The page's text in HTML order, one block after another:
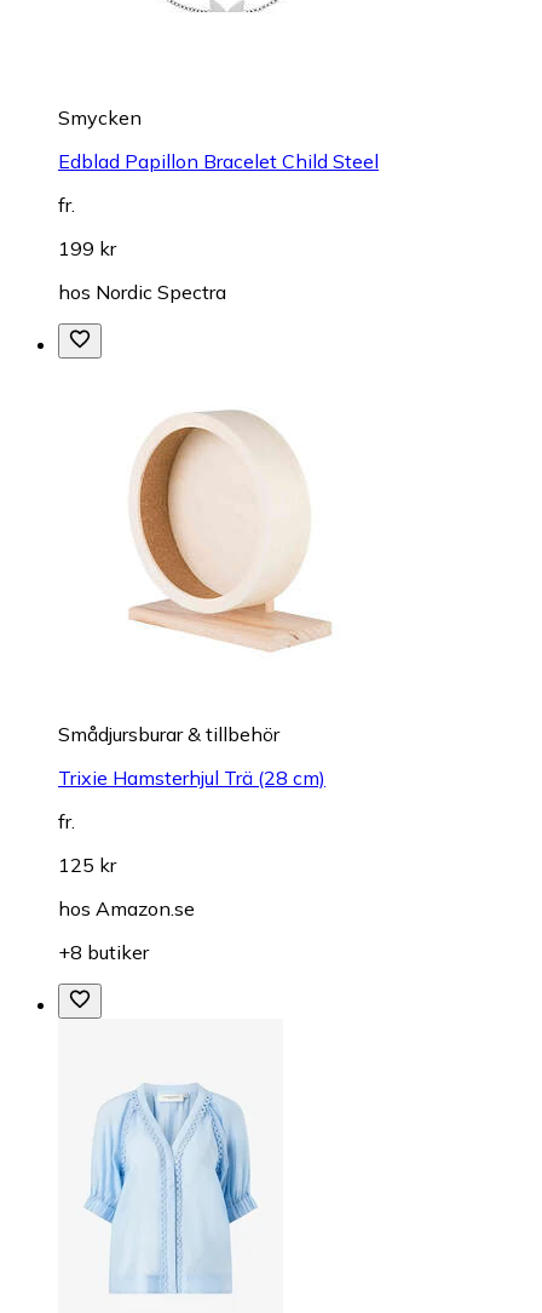
Smycken
Edblad Papillon Bracelet Child Steel
fr.
199 kr
hos Nordic Spectra
Smådjursburar & tillbehör
Trixie Hamsterhjul Trä (28 cm)
fr.
125 kr
hos Amazon.se
+8 butiker